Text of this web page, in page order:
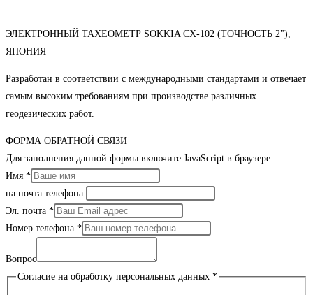
ЭЛЕКТРОННЫЙ ТАХЕОМЕТР SOKKIA CX-102 (ТОЧНОСТЬ 2"),
ЯПОНИЯ
Разработан в соответствии с международными стандартами и отвечает
самым высоким требованиям при производстве различных
геодезических работ.
ФОРМА ОБРАТНОЙ СВЯЗИ
Для заполнения данной формы включите JavaScript в браузере.
Имя *
на почта телефона
Эл. почта *
Номер телефона *
Вопрос
Согласие на обработку персональных данных *